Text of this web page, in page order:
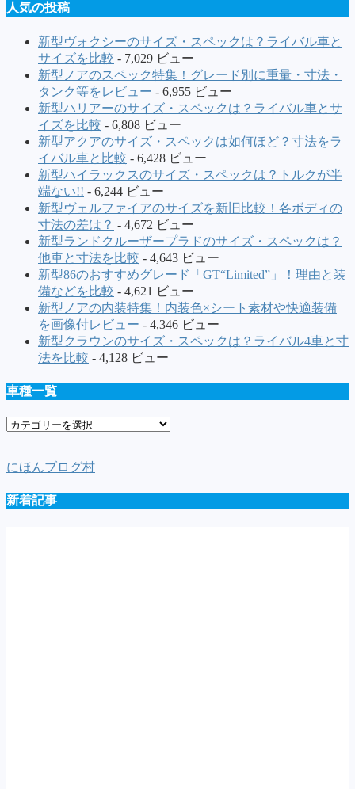
人気の投稿
新型ヴォクシーのサイズ・スペックは？ライバル車と
サイズを比較 - 7,029 ビュー
新型ノアのスペック特集！グレード別に重量・寸法・
タンク等をレビュー - 6,955 ビュー
新型ハリアーのサイズ・スペックは？ライバル車とサ
イズを比較 - 6,808 ビュー
新型アクアのサイズ・スペックは如何ほど？寸法をラ
イバル車と比較 - 6,428 ビュー
新型ハイラックスのサイズ・スペックは？トルクが半
端ない!! - 6,244 ビュー
新型ヴェルファイアのサイズを新旧比較！各ボディの
寸法の差は？ - 4,672 ビュー
新型ランドクルーザープラドのサイズ・スペックは？
他車と寸法を比較 - 4,643 ビュー
新型86のおすすめグレード「GT“Limited”」！理由と装
備などを比較 - 4,621 ビュー
新型ノアの内装特集！内装色×シート素材や快適装備
を画像付レビュー - 4,346 ビュー
新型クラウンのサイズ・スペックは？ライバル4車と寸
法を比較 - 4,128 ビュー
車種一覧
車
覧
にほんブログ村
新着記事